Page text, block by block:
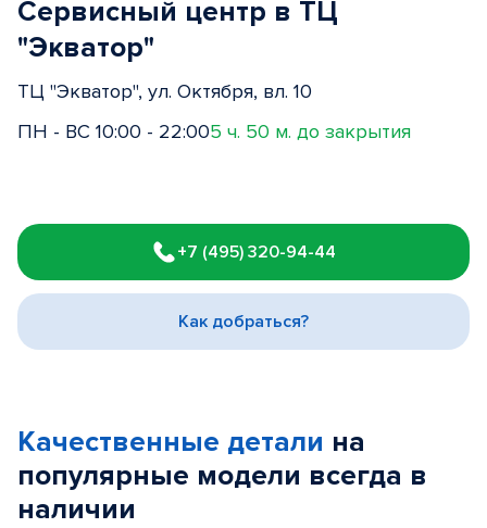
Сервисный центр в ТЦ
"Экватор"
ТЦ "Экватор", ул. Октября, вл. 10
ПН - ВС 10:00 - 22:005 ч. 50 м. до закрытия
1
of
3
+7 (495) 320-94-44
Как добраться?
Качественные детали на
популярные модели всегда в
наличии